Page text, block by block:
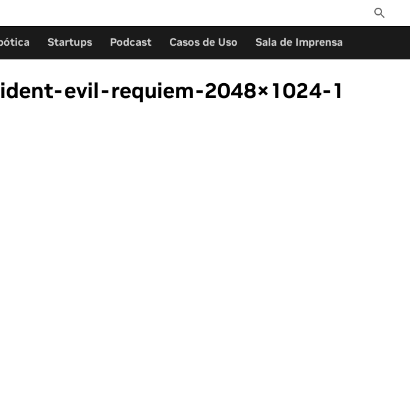
Toggle
Search
Startups Podcast Casos de Uso Sala de Imprensa
evil-requiem-2048×1024-1